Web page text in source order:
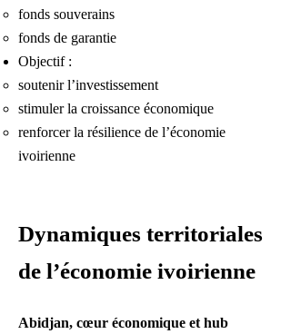
fonds souverains
fonds de garantie
Objectif :
soutenir l’investissement
stimuler la croissance économique
renforcer la résilience de l’économie
ivoirienne
Dynamiques territoriales
de l’économie ivoirienne
Abidjan, cœur économique et hub